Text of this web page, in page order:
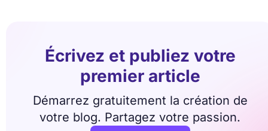
Écrivez et publiez votre
premier article
Démarrez gratuitement la création de
votre blog. Partagez votre passion.